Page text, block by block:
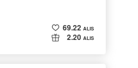
69.22 ALIS
2.20 ALIS